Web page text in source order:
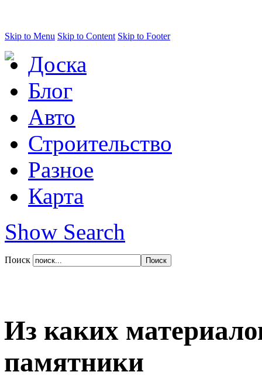
Skip to Menu Skip to Content Skip to Footer
Доска
Блог
Авто
Строительство
Разное
Карта
Show Search
Поиск
Из каких
памятники